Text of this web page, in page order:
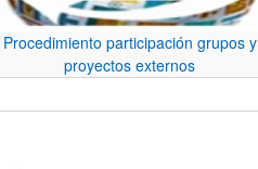
Procedimiento participación grupos y
proyectos externos